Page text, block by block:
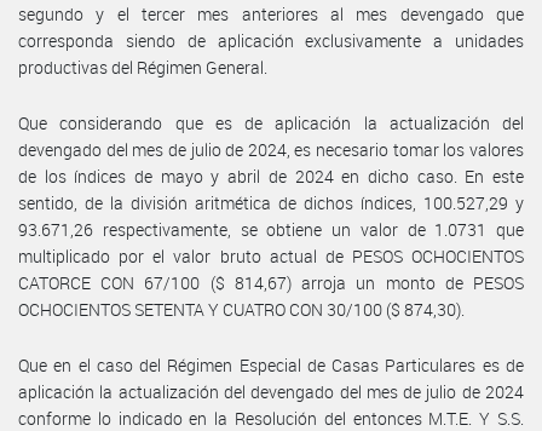
segundo y el tercer mes anteriores al mes devengado que
corresponda siendo de aplicación exclusivamente a unidades
productivas del Régimen General.
Que considerando que es de aplicación la actualización del
devengado del mes de julio de 2024, es necesario tomar los valores
de los índices de mayo y abril de 2024 en dicho caso. En este
sentido, de la división aritmética de dichos índices, 100.527,29 y
93.671,26 respectivamente, se obtiene un valor de 1.0731 que
multiplicado por el valor bruto actual de PESOS OCHOCIENTOS
CATORCE CON 67/100 ($ 814,67) arroja un monto de PESOS
OCHOCIENTOS SETENTA Y CUATRO CON 30/100 ($ 874,30).
Que en el caso del Régimen Especial de Casas Particulares es de
aplicación la actualización del devengado del mes de julio de 2024
conforme lo indicado en la Resolución del entonces M.T.E. Y S.S.